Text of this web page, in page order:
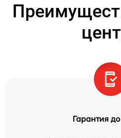
Гарантия